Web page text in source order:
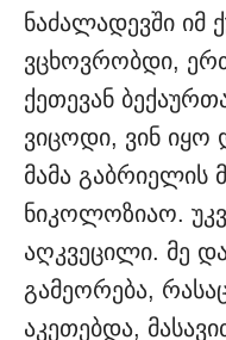
ნაძალადევში იმ
ვცხოვრობდი,
ქეთევან
ვიცოდი, ვინ იყო
მამა გაბრიელის
ნიკოლოზიაო.
აღკვეცილი. მე
გამეორება,
აკეთებდა,